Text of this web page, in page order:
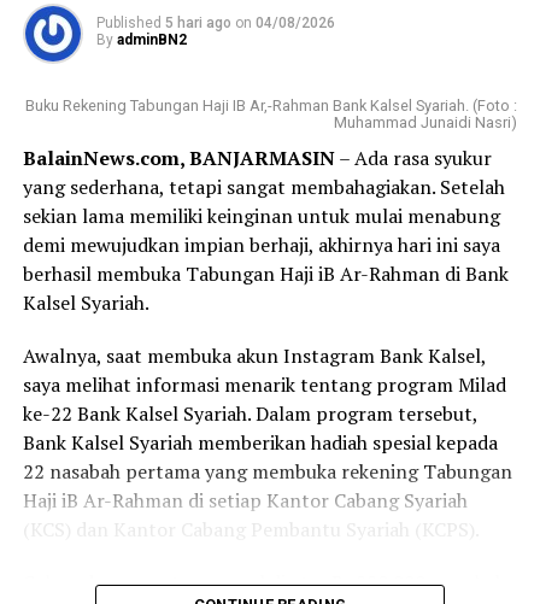
Published 5 hari ago on 04/08/2026
By adminBN2
Buku Rekening Tabungan Haji IB Ar,-Rahman Bank Kalsel Syariah. (Foto :
Muhammad Junaidi Nasri)
BalainNews.com, BANJARMASIN– Ada rasa syukur
yang sederhana, tetapi sangat membahagiakan. Setelah
sekian lama memiliki keinginan untuk mulai menabung
demi mewujudkan impian berhaji, akhirnya hari ini saya
berhasil membuka Tabungan Haji iB Ar-Rahman di Bank
Kalsel Syariah.
Awalnya, saat membuka akun Instagram Bank Kalsel,
saya melihat informasi menarik tentang program Milad
ke-22 Bank Kalsel Syariah. Dalam program tersebut,
Bank Kalsel Syariah memberikan hadiah spesial kepada
22 nasabah pertama yang membuka rekening Tabungan
Haji iB Ar-Rahman di setiap Kantor Cabang Syariah
(KCS) dan Kantor Cabang Pembantu Syariah (KCPS).
Cukup dengan setoran awal di atas Rp220.000, nasabah